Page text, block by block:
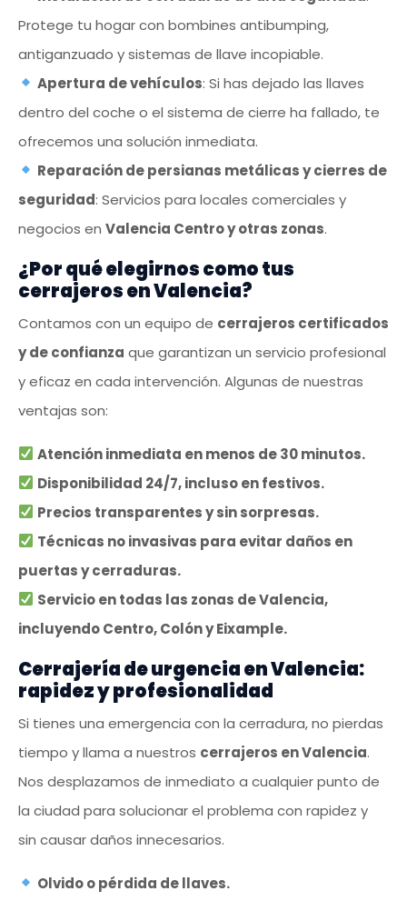
Protege tu hogar con bombines antibumping,
antiganzuado y sistemas de llave incopiable.
Apertura de vehículos: Si has dejado las llaves
dentro del coche o el sistema de cierre ha fallado, te
ofrecemos una solución inmediata.
Reparación de persianas metálicas y cierres de
seguridad: Servicios para locales comerciales y
negocios en Valencia Centro y otras zonas.
¿Por qué elegirnos como tus
cerrajeros en Valencia?
Contamos con un equipo de cerrajeros certificados
y de confianza que garantizan un servicio profesional
y eficaz en cada intervención. Algunas de nuestras
ventajas son:
Atención inmediata en menos de 30 minutos.
Disponibilidad 24/7, incluso en festivos.
Precios transparentes y sin sorpresas.
Técnicas no invasivas para evitar daños en
puertas y cerraduras.
Servicio en todas las zonas de Valencia,
incluyendo Centro, Colón y Eixample.
Cerrajería de urgencia en Valencia:
rapidez y profesionalidad
Si tienes una emergencia con la cerradura, no pierdas
tiempo y llama a nuestros cerrajeros en Valencia.
Nos desplazamos de inmediato a cualquier punto de
la ciudad para solucionar el problema con rapidez y
sin causar daños innecesarios.
Olvido o pérdida de llaves.